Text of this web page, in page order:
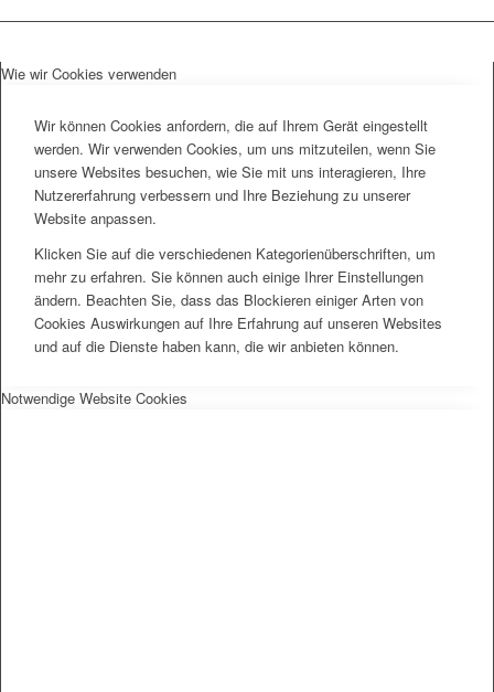
Wie wir Cookies verwenden
Wir können Cookies anfordern, die auf Ihrem Gerät eingestellt
werden. Wir verwenden Cookies, um uns mitzuteilen, wenn Sie
unsere Websites besuchen, wie Sie mit uns interagieren, Ihre
Nutzererfahrung verbessern und Ihre Beziehung zu unserer
Website anpassen.
Klicken Sie auf die verschiedenen Kategorienüberschriften, um
mehr zu erfahren. Sie können auch einige Ihrer Einstellungen
ändern. Beachten Sie, dass das Blockieren einiger Arten von
Cookies Auswirkungen auf Ihre Erfahrung auf unseren Websites
und auf die Dienste haben kann, die wir anbieten können.
Notwendige Website Cookies